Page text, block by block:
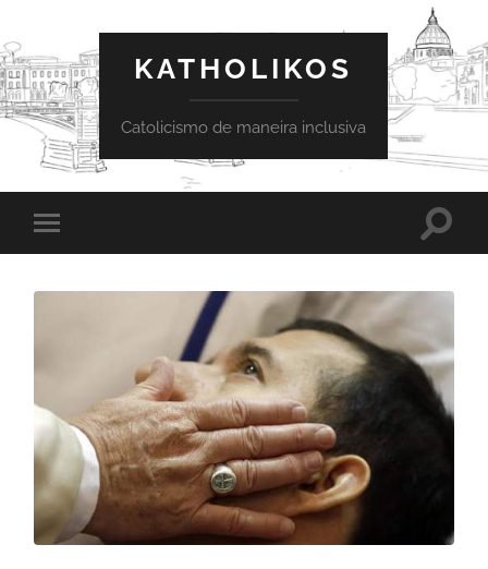
KATHOLIKOS
Catolicismo de maneira inclusiva
Toggle
mobile
Toggle